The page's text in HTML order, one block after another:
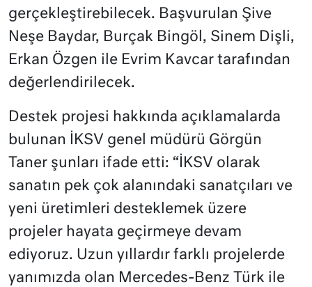
gerçekleştirebilecek. Başvurulan Şive
Neşe Baydar, Burçak Bingöl, Sinem Dişli,
Erkan Özgen ile Evrim Kavcar tarafından
değerlendirilecek.
Destek projesi hakkında açıklamalarda
bulunan İKSV genel müdürü Görgün
Taner şunları ifade etti: “İKSV olarak
sanatın pek çok alanındaki sanatçıları ve
yeni üretimleri desteklemek üzere
projeler hayata geçirmeye devam
ediyoruz. Uzun yıllardır farklı projelerde
yanımızda olan Mercedes-Benz Türk ile